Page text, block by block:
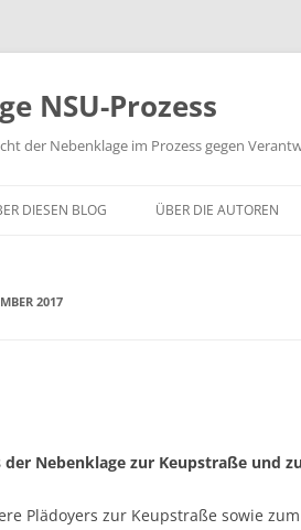
NSU-Prozess
der Nebenklage im Prozess gegen
DIESEN BLOG ÜBER DIE AUTOREN
2017
der Nebenklage zur Keupstraße und
Plädoyers zur Keupstraße sowie